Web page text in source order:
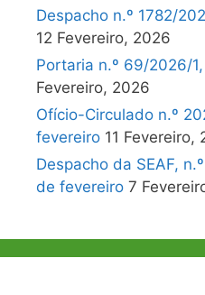
Despacho n.º 1782/
12 Fevereiro, 2026
Portaria n.º 69/2026/
Fevereiro, 2026
Ofício-Circulado n.º
fevereiro 11 Fevereiro,
Despacho da SEAF,
de fevereiro 7